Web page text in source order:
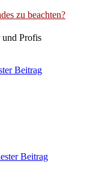
zu beachten?
Profis
Beitrag
Beitrag